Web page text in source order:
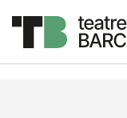
Descripción